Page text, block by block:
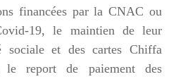
financées par la CNAC ou
19, le maintien de leur
et des cartes Chiffa
report de paiement des